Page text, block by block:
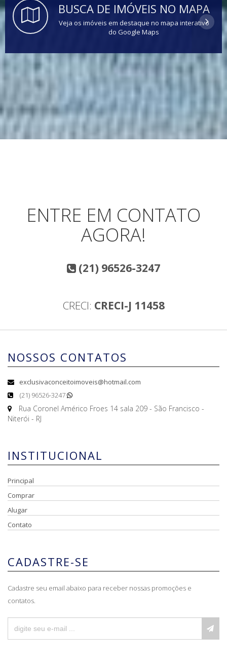
BUSCA DE IMÓVEIS NO MAPA
Veja os imóveis em destaque no mapa interativo
do Google Maps
ENTRE EM CONTATO
AGORA!
(21) 96526-3247
CRECI: CRECI-J 11458
NOSSOS CONTATOS
exclusivaconceitoimoveis@hotmail.com
(21) 96526-3247
Rua Coronel Américo Froes 14 sala 209 - São Francisco -
Niterói - RJ
INSTITUCIONAL
Principal
Comprar
Alugar
Contato
CADASTRE-SE
Cadastre seu email abaixo para receber nossas promoções e
contatos.